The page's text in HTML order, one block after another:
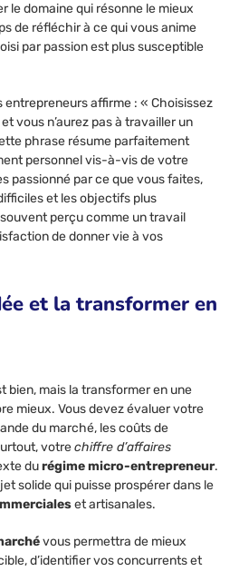
le domaine qui résonne le mieux
de réfléchir à ce qui vous anime
par passion est plus susceptible
entrepreneurs affirme : « Choisissez
vous n’aurez pas à travailler un
phrase résume parfaitement
personnel vis-à-vis de votre
passionné par ce que vous faites,
et les objectifs plus
perçu comme un travail
de donner vie à vos
et la transformer en
bien, mais la transformer en une
mieux. Vous devez évaluer votre
du marché, les coûts de
votrechiffre d’affaires
durégime micro-entrepreneur.
solide qui puisse prospérer dans le
et artisanales.
vous permettra de mieux
d’identifier vos concurrents et